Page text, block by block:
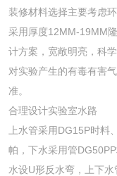
装修材料选择主要考虑
采用厚度12MM-19MM
计方案，宽敞明亮，科学
对实验产生的有毒有害
准。
合理设计实验室水路
上水管采用DG15P时料
帕，下水采用管
水设U形反水弯，上下